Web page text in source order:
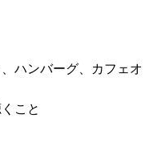
ハンバーグ、カフェオ
こと